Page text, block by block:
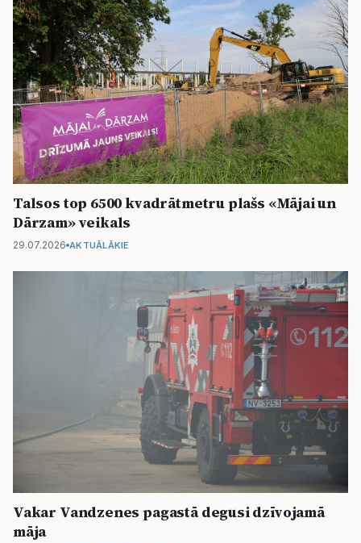
Talsos top 6500 kvadrātmetru plašs «Mājai un
Dārzam» veikals
29.07.2026 AKTUĀLĀKIE
Vakar Vandzenes pagastā degusi dzīvojamā
māja